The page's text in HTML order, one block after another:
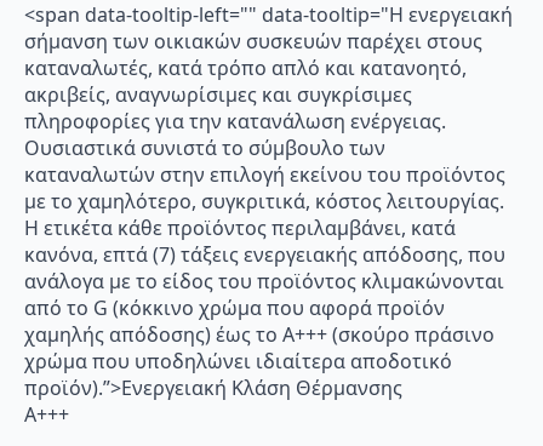
<span data-tooltip-left="" data-tooltip="Η ενεργειακή
σήμανση των οικιακών συσκευών παρέχει στους
καταναλωτές, κατά τρόπο απλό και κατανοητό,
ακριβείς, αναγνωρίσιμες και συγκρίσιμες
πληροφορίες για την κατανάλωση ενέργειας.
Ουσιαστικά συνιστά το σύμβουλο των
καταναλωτών στην επιλογή εκείνου του προϊόντος
με το χαμηλότερο, συγκριτικά, κόστος λειτουργίας.
Η ετικέτα κάθε προϊόντος περιλαμβάνει, κατά
κανόνα, επτά (7) τάξεις ενεργειακής απόδοσης, που
ανάλογα με το είδος του προϊόντος κλιμακώνονται
από το G (κόκκινο χρώμα που αφορά προϊόν
χαμηλής απόδοσης) έως το Α+++ (σκούρο πράσινο
χρώμα που υποδηλώνει ιδιαίτερα αποδοτικό
προϊόν).”>Ενεργειακή Κλάση Θέρμανσης
A+++